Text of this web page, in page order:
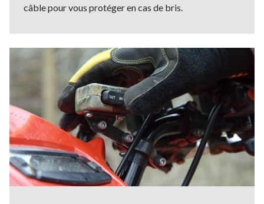
câble pour vous protéger en cas de bris.